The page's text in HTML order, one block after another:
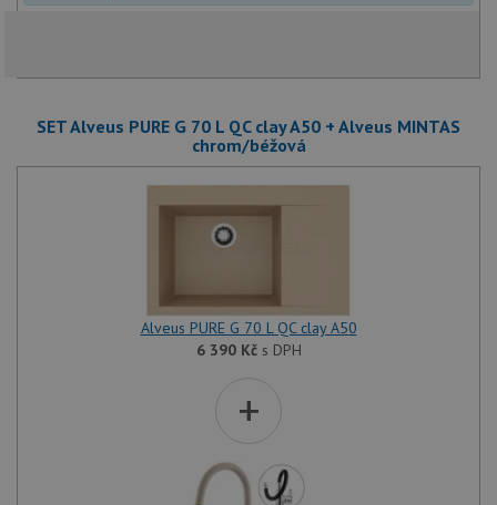
SET Alveus PURE G 70 L QC clay A50 + Alveus MINTAS
chrom/béžová
Alveus PURE G 70 L QC clay A50
6 390 Kčs DPH
+